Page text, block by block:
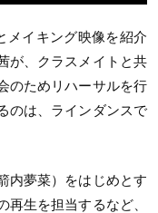
メイキング映像を紹介
が、クラスメイトと共
のためリハーサルを行
のは、ラインダンスで
内夢菜）をはじめとす
生を担当するなど、